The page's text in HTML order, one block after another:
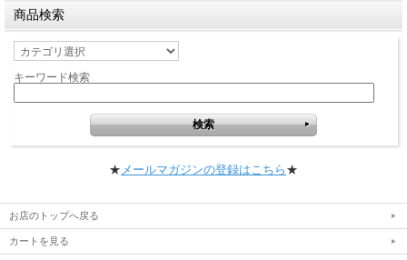
商品検索
キーワード検索
★ メールマガジンの登録はこちら ★
お店のトップへ戻る
カートを見る